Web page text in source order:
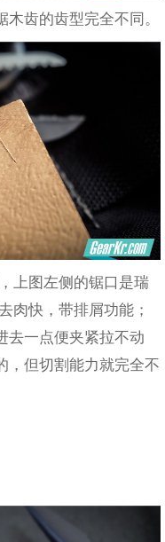
齿的齿型完全不同。
上图左侧的锯口是瑞
肉快，带排屑功能；
去一点便夹紧拉不动
，但切割能力就完全不